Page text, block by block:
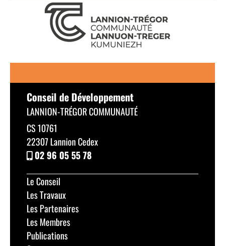
Conseil de Développement
LANNION-TRÉGOR COMMUNAUTÉ
CS 10761
22307 Lannion Cedex
02 96 05 55 78
Le Conseil
Les Travaux
Les Partenaires
Les Membres
Publications